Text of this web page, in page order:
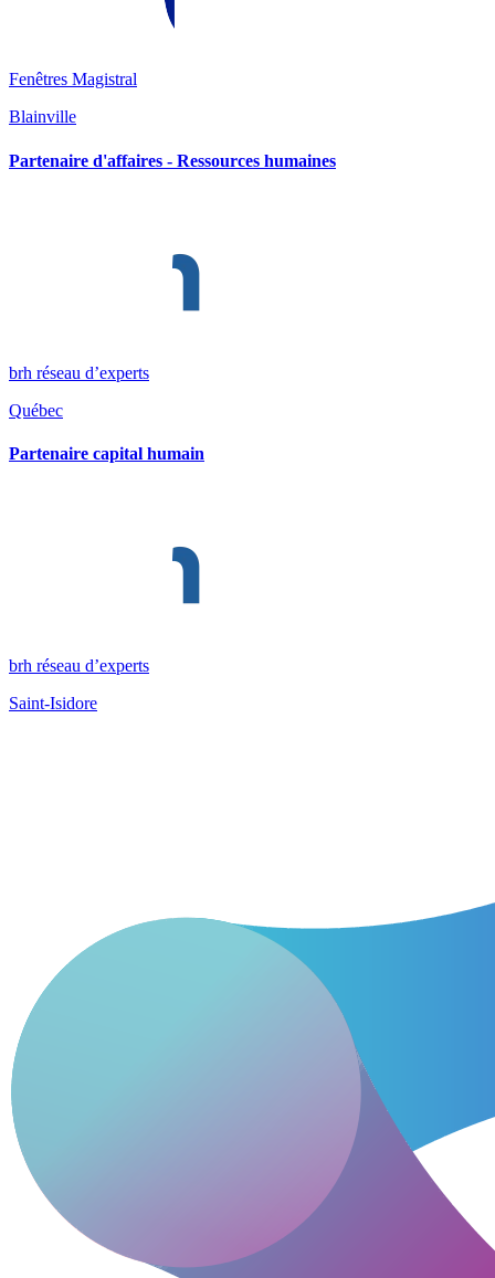
Fenêtres Magistral
Blainville
Partenaire d'affaires - Ressources humaines
brh réseau d’experts
Québec
Partenaire capital humain
brh réseau d’experts
Saint-Isidore